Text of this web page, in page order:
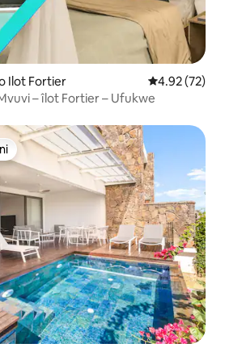
Ilot Fortier Ukadiriaji wa
4.92 (72)
– îlot Fortier – Ufukwe